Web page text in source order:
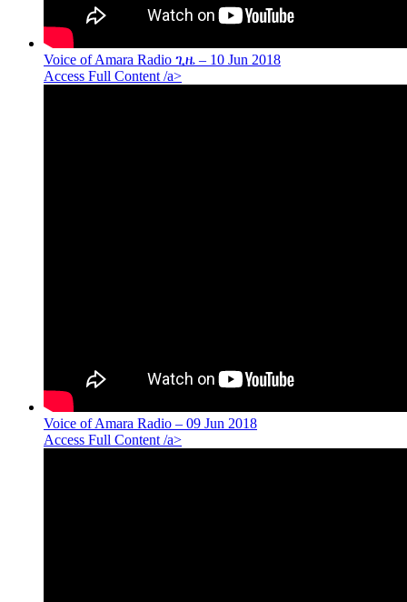
Voice of Amara Radio ጊዜ – 10 Jun 2018
Access Full Content /a>
Voice of Amara Radio – 09 Jun 2018
Access Full Content /a>